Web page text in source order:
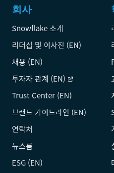
회사
Snowflake 소개
리더십 및 이사진 (EN)
채용 (EN)
투자자 관계 (EN)
Trust Center (EN)
브랜드 가이드라인 (EN)
연락처
뉴스룸
ESG (EN)